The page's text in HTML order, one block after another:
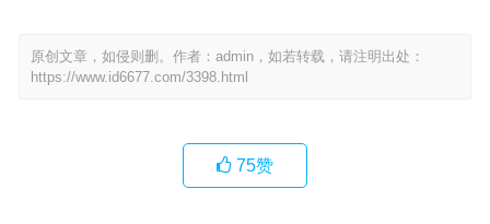
原创文章，如侵则删。作者：admin，如若转载，请注明出处：
https://www.id6677.com/3398.html
75赞